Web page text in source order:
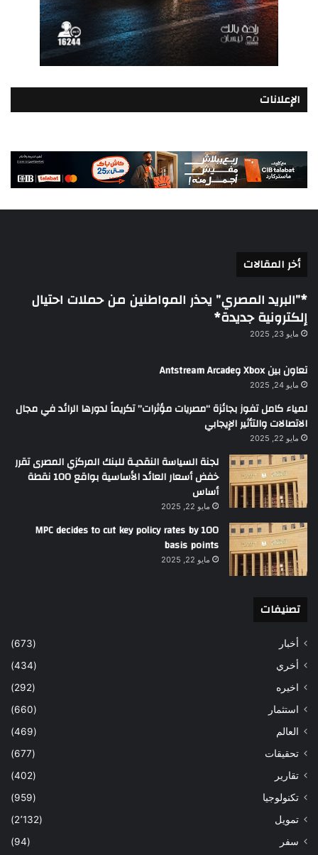
الإعلانات
أخر المقالات
*”البريد المصري” يحذر المواطنين من حملات احتيال
إلكترونية جديدة*
مايو 23, 2025
تعاون بين Xbox وAntstream Arcade
مايو 24, 2025
لمياء كامل تفوز بجائزة “مصريات مؤثرات” تكريماً لدورها الرائد في مجال
الاتصالات والتأثير الإيجابي
مايو 22, 2025
لجنة السياسة النقديـة للبنك المركزي المصرى تقرر
خفض أسعار العائد الأساسية بواقع 100 نقطة
أساس
مايو 22, 2025
MPC decides to cut key policy rates by 100
basis points
مايو 22, 2025
تصنيفات
أخبار
(673)
أخري
(434)
اخيره
(292)
استثمار
(660)
العالم
(469)
تحقيقات
(677)
تقارير
(402)
تكنولوجيا
(959)
تمويل
(2٬132)
سفر
(94)